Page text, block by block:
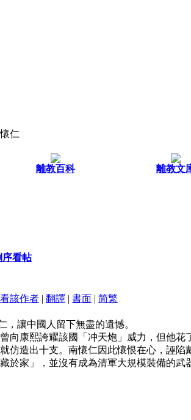
仁
離教百科 離教文
序看帖
該作者 | 翻譯 | 書面 | 简繁
讓中國人留下無盡的遺憾。
向康熙誇耀該國「 冲天炮」威力，但他花
仿造出十支。南懷仁因此懷恨在心，誣
於家」，並沒有成為清軍大規模裝備的